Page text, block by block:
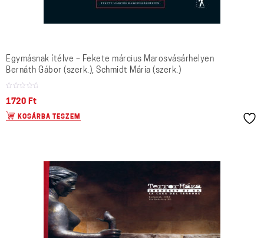
Egymásnak ítélve – Fekete március Marosvásárhelyen
Bernáth Gábor (szerk.), Schmidt Mária (szerk.)
1720 Ft
KOSÁRBA TESZEM